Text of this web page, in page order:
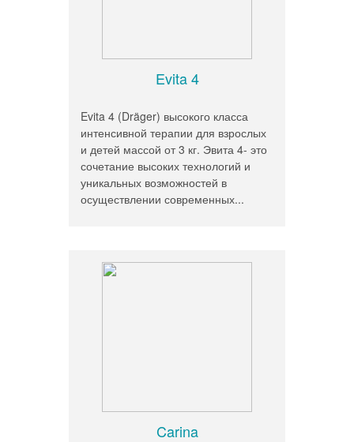
Evita 4
Evita 4 (Dräger) высокого класса
интенсивной терапии для взрослых
и детей массой от 3 кг. Эвита 4- это
сочетание высоких технологий и
уникальных возможностей в
осуществлении современных...
Carina